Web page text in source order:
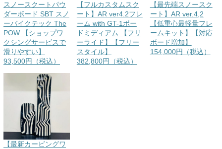
スノースクートパウ
ダーボード SBT スノ
ーバイクテック The
POW 【ショップワ
クシングサービスで
滑りやすい】
93,500円（税込）
【フルカスタムスク
ート】AR ver4.2フレ
ーム with GT-1ボー
ドミディアム 【フリ
ーライド】【フリー
スタイル】
382,800円（税込）
【最先端スノースク
ート】AR ver.4,2
【低重心最軽量フレ
ームキット】【対応
ボード増加】
154,000円（税込）
【最新カービングワ